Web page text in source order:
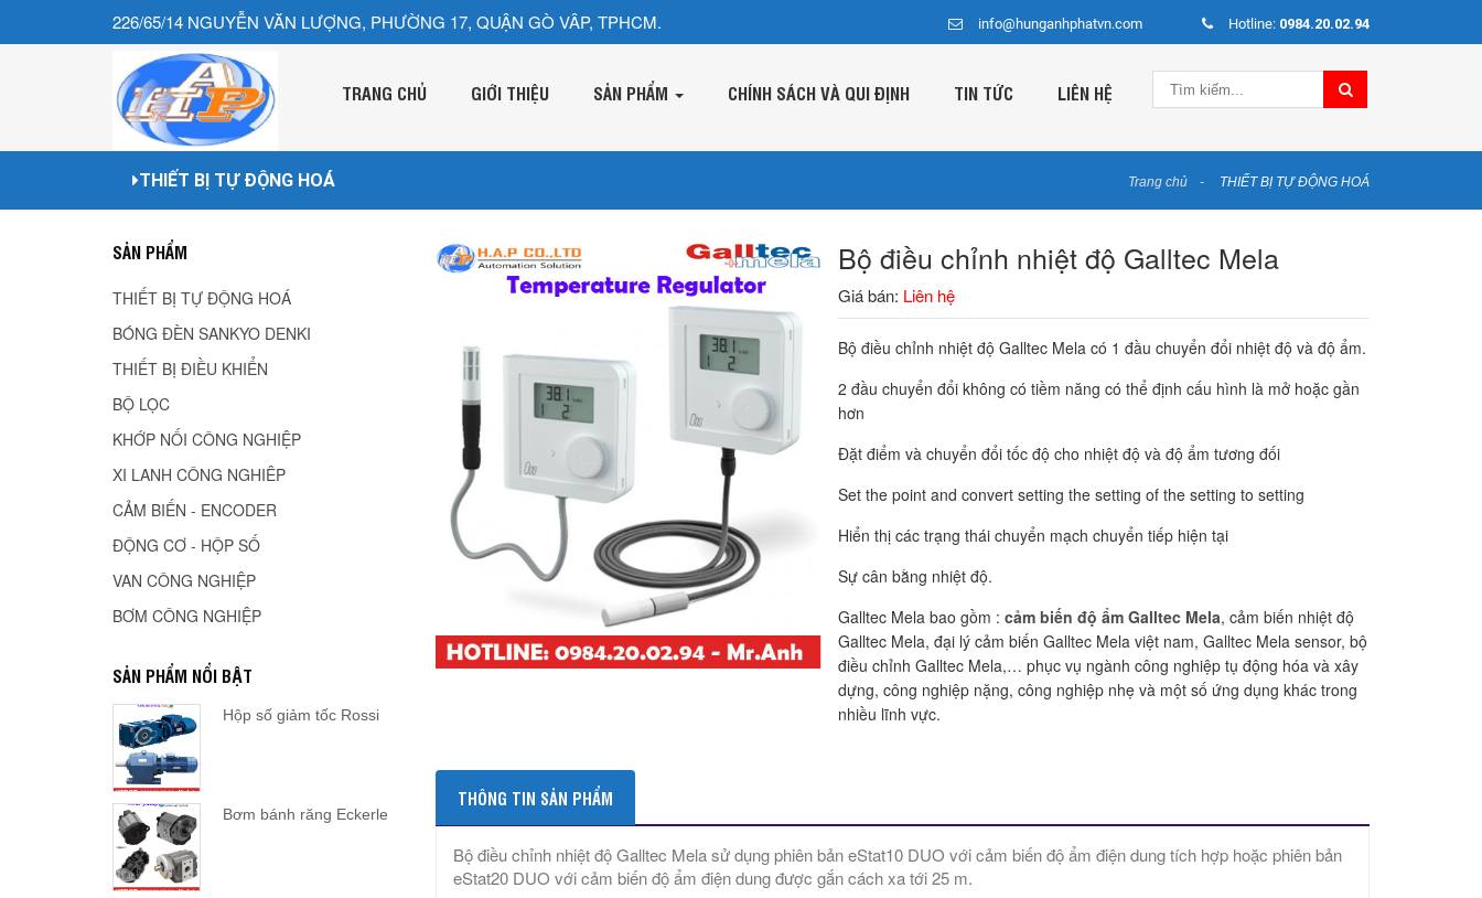
226/65/14 NGUYỄN VĂN LƯỢNG, PHƯỜNG 17, QUẬN GÒ VÂP, TPHCM. info@hunganhphatvn.com Hotline: 0984.20.02.94
TRANG CHỦ GIỚI THIỆU SẢN PHẨM CHÍNH SÁCH VÀ QUI ĐỊNH TIN TỨC LIÊN HỆ
THIẾT BỊ TỰ ĐỘNG HOÁ Trang chủ THIẾT BỊ TỰ ĐỘNG HOÁ
Bộ điều chỉnh nhiệt độ Galltec Mela
Giá bán: Liên hệ
Bộ điều chỉnh nhiệt độ Galltec Mela có 1 đầu chuyển đổi nhiệt độ và độ ẩm.
2 đầu chuyển đổi không có tiềm năng có thể định cấu hình là mở hoặc gần
hơn
Đặt điểm và chuyển đổi tốc độ cho nhiệt độ và độ ẩm tương đối
Set the point and convert setting the setting of the setting to setting
Hiển thị các trạng thái chuyển mạch chuyển tiếp hiện tại
Sự cân bằng nhiệt độ.
Galltec Mela bao gồm :cảm biến độ ẩm Galltec Mela, cảm biến nhiệt độ
Galltec Mela, đại lý cảm biến Galltec Mela việt nam, Galltec Mela sensor, bộ
điều chỉnh Galltec Mela,… phục vụ ngành công nghiệp tụ động hóa và xây
dựng, công nghiệp nặng, công nghiệp nhẹ và một số ứng dụng khác trong
nhiều lĩnh vực.
THÔNG TIN SẢN PHẨM
Bộ điều chỉnh nhiệt độ Galltec Mela sử dụng phiên bản eStat10 DUO với cảm biến độ ẩm điện dung tích hợp hoặc phiên bản
eStat20 DUO với cảm biến độ ẩm điện dung được gắn cách xa tới 25 m.
SẢN PHẨM
THIẾT BỊ TỰ ĐỘNG HOÁ
BÓNG ĐÈN SANKYO DENKI
THIẾT BỊ ĐIỀU KHIỂN
BỘ LỌC
KHỚP NỐI CÔNG NGHIỆP
XI LANH CÔNG NGHIÊP
CẢM BIẾN - ENCODER
ĐỘNG CƠ - HỘP SỐ
VAN CÔNG NGHIỆP
BƠM CÔNG NGHIỆP
SẢN PHẨM NỔI BẬT
Hộp số giảm tốc Rossi
Bơm bánh răng Eckerle